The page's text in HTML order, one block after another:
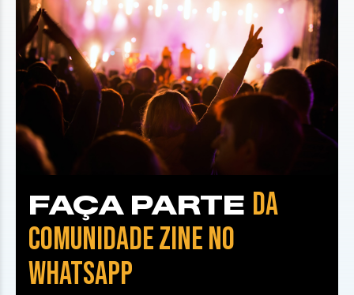
FAÇA PARTE DA
COMUNIDADE ZINE NO
WHATSAPP